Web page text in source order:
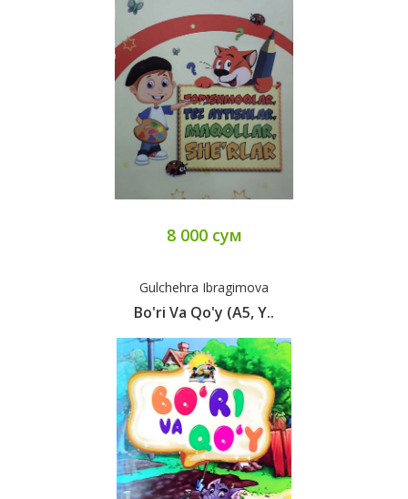
8 000 сум
Gulchehra Ibragimova
Bo'ri Va Qo'y (А5, Y..